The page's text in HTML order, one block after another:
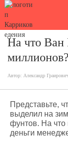
На что Ван
Автор: Александр Граирович
Представьте,
выделил на
фунтов. На что
деньги